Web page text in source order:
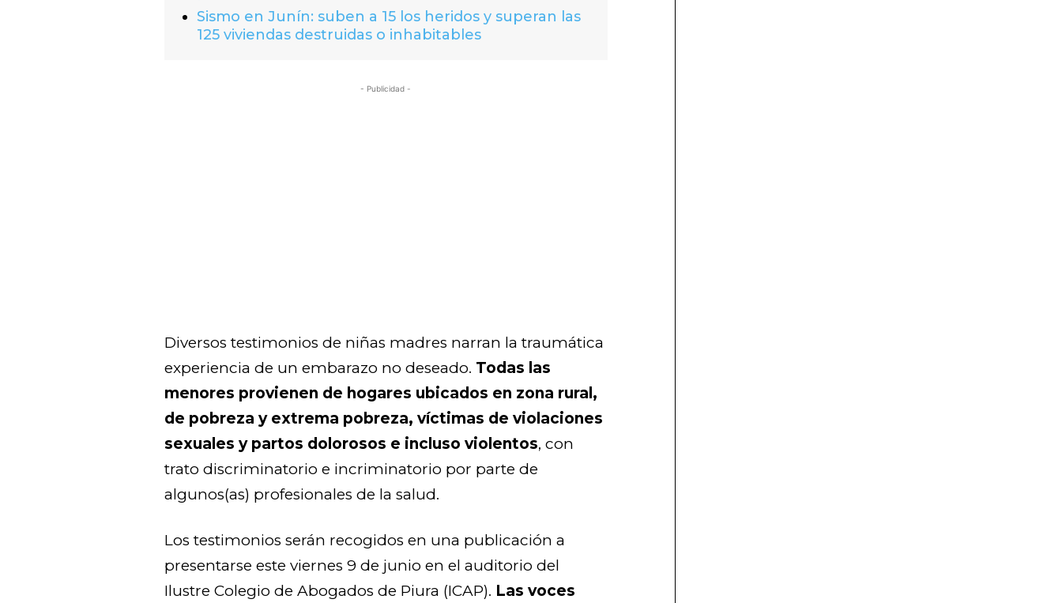
Sismo en Junín: suben a 15 los heridos y superan las
125 viviendas destruidas o inhabitables
- Publicidad -
Diversos testimonios de niñas madres narran la traumática
experiencia de un embarazo no deseado. Todas las
menores provienen de hogares ubicados en zona rural,
de pobreza y extrema pobreza, víctimas de violaciones
sexuales y partos dolorosos e incluso violentos, con
trato discriminatorio e incriminatorio por parte de
algunos(as) profesionales de la salud.
Los testimonios serán recogidos en una publicación a
presentarse este viernes 9 de junio en el auditorio del
Ilustre Colegio de Abogados de Piura (ICAP). Las voces